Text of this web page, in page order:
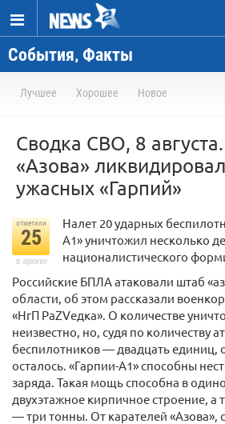
События, Факты
Лучшее Хорошее Новое
Сводка СВО, 8
«Азова»
ужасных «Гарпий»
отметили
25
в архиве
Налет 20 ударных
А1» уничтожил несколько
националистического
Российские БПЛА атаковали штаб
области, об этом рассказали
«НгП РаZVедка». О количестве
неизвестно, но, судя по количеству
беспилотников — двадцать единиц,
осталось. «Гарпии-А1» способны
заряда. Такая мощь способна в
двухэтажное кирпичное строение, а
— три тонны. От карателей «Азова»,